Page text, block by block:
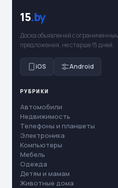
15.by
Доска объявлений с
предложения, не старше 15 дней.
iOS Android
РУБРИКИ
Автомобили
Недвижимость
Телефоны и планшеты
Электроника
Компьютеры
Мебель
Одежда
Детям и мамам
Животные дома